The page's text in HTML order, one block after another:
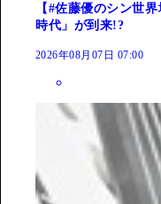
【#佐藤優のシン世
時代」が到来!?
2026年08月07日 07:00